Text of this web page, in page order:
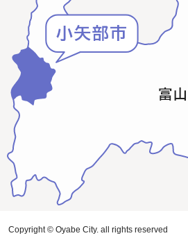
Copyright © Oyabe City. all rights reserved